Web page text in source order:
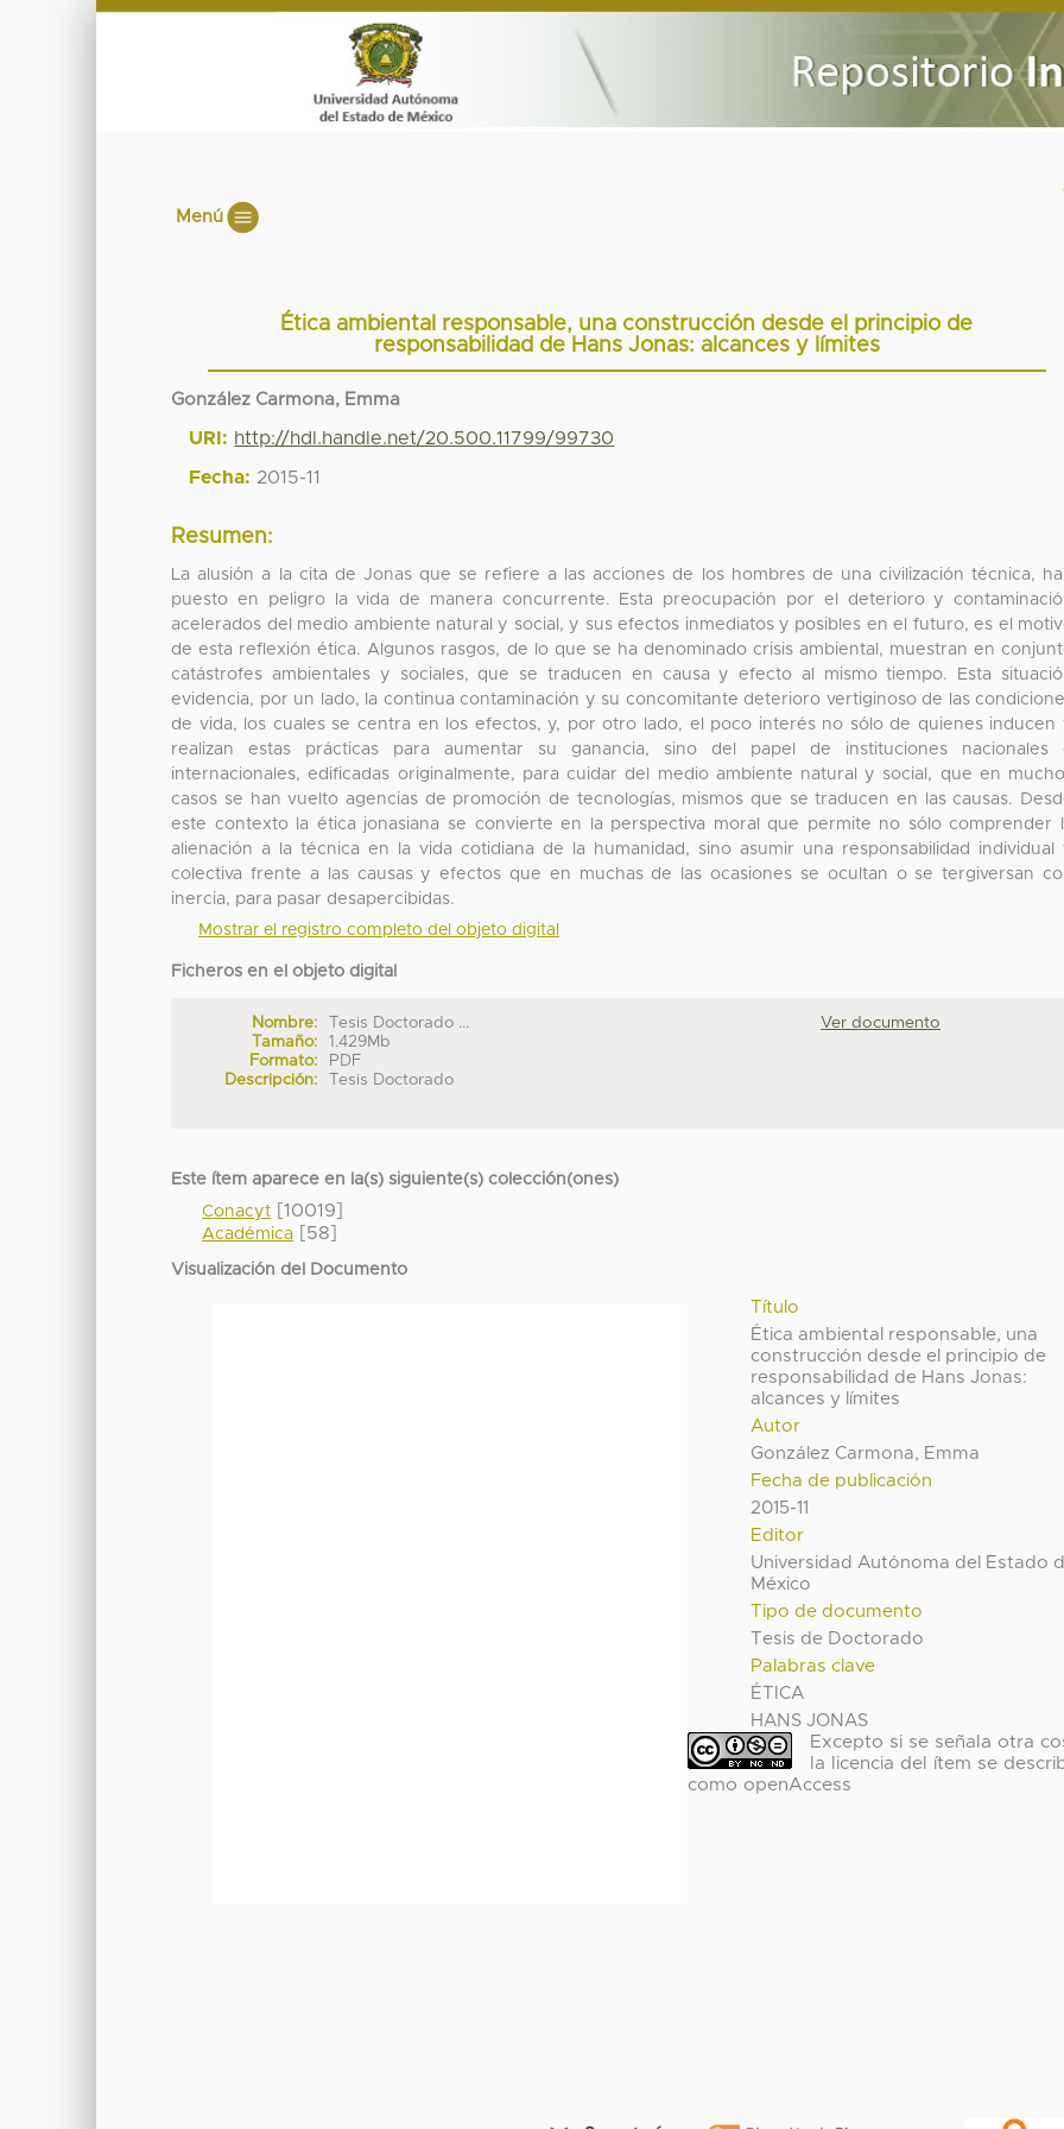
Menú
Ética ambiental responsable, una construcción desde el principio de
responsabilidad de Hans Jonas: alcances y límites
González Carmona, Emma
URI: http://hdl.handle.net/20.500.11799/99730
Fecha: 2015-11
Resumen:
La alusión a la cita de Jonas que se refiere a las acciones de los hombres de una civilización técnica,
puesto en peligro la vida de manera concurrente. Esta preocupación por el deterioro y
acelerados del medio ambiente natural y social, y sus efectos inmediatos y posibles en el futuro, es el
de esta reflexión ética. Algunos rasgos, de lo que se ha denominado crisis ambiental, muestran en
catástrofes ambientales y sociales, que se traducen en causa y efecto al mismo tiempo. Esta
evidencia, por un lado, la continua contaminación y su concomitante deterioro vertiginoso de las
de vida, los cuales se centra en los efectos, y, por otro lado, el poco interés no sólo de quienes inducen
realizan estas prácticas para aumentar su ganancia, sino del papel de instituciones nacionales
internacionales, edificadas originalmente, para cuidar del medio ambiente natural y social, que en
casos se han vuelto agencias de promoción de tecnologías, mismos que se traducen en las causas.
este contexto la ética jonasiana se convierte en la perspectiva moral que permite no sólo comprender
alienación a la técnica en la vida cotidiana de la humanidad, sino asumir una responsabilidad individual
colectiva frente a las causas y efectos que en muchas de las ocasiones se ocultan o se tergiversan
inercia, para pasar desapercibidas.
Mostrar el registro completo del objeto digital
Ficheros en el objeto digital
Nombre:
Tesis Doctorado ...
Tamaño:
1.429Mb
Formato:
PDF
Descripción:
Tesis Doctorado
Ver documento
Este ítem aparece en la(s) siguiente(s) colección(ones)
Conacyt [10019]
Académica [58]
Visualización del Documento
Título
Ética ambiental responsable, una
construcción desde el principio de
responsabilidad de Hans Jonas:
alcances y límites
Autor
González Carmona, Emma
Fecha de publicación
2015-11
Editor
Universidad Autónoma del Estado
México
Tipo de documento
Tesis de Doctorado
Palabras clave
ÉTICA
HANS JONAS
Excepto si se señala otra
la licencia del ítem se
como openAccess